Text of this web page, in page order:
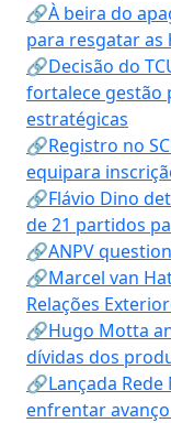
🔗À beira do
para resgatar as
🔗Decisão do
fortalece gestão
estratégicas
🔗Registro no
equipara
🔗Flávio Dino
de 21 partidos
🔗ANPV
🔗Marcel van
Relações
🔗Hugo Motta
dívidas dos
🔗Lançada
enfrentar